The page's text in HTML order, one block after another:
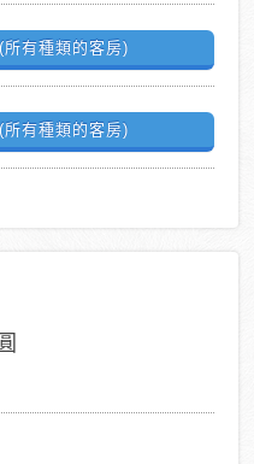
所有種類的客房)
所有種類的客房)